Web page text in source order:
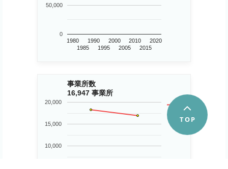
1980
1985
1990
1995
2000
2005
2010
2015
2020
0
50,000
事業所数
16,947 事業所
10,000
15,000
20,000